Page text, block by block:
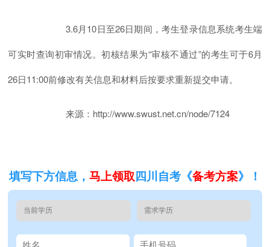
3.6月10日至26日期间，考生登录信息系统考生端
可实时查询初审情况。初核结果为“审核不通过”的考生可于6月
26日11:00前修改有关信息和材料后按要求重新提交申请。
来源：http://www.swust.net.cn/node/7124
填写下方信息， 马上领取 四川自考《备考方案》！